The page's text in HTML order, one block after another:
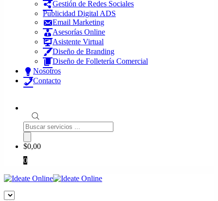
Gestión de Redes Sociales
Publicidad Digital ADS
Email Marketing
Asesorías Online
Asistente Virtual
Diseño de Branding
Diseño de Folletería Comercial
Nosotros
Contacto
Búsqueda
de
productos
$0,00
0